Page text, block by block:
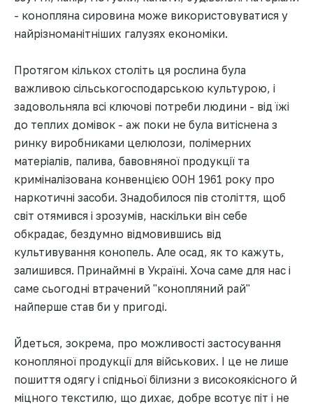
- конопляна сировина може використовуватися у
найрізноманітніших галузях економіки.
Протягом кількох століть ця рослина була
важливою сільськогосподарською культурою, і
задовольняла всі ключові потреби людини - від їжі
до теплих домівок - аж поки не була витіснена з
ринку виробниками целюлози, полімерних
матеріалів, палива, бавовняної продукції та
криміналізована конвенцією ООН 1961 року про
наркотичні засоби. Знадобилося пів століття, щоб
світ отямився і зрозумів, наскільки він себе
обкрадає, бездумно відмовившись від
культивування конопель. Але осад, як то кажуть,
залишився. Принаймні в Україні. Хоча саме для нас і
саме сьогодні втрачений "конопляний рай"
найперше став би у пригоді.
Йдеться, зокрема, про можливості застосування
конопляної продукції для військових. І це не лише
пошиття одягу і спідньої білизни з високоякісного й
міцного текстилю, що дихає, добре всотує піт і не